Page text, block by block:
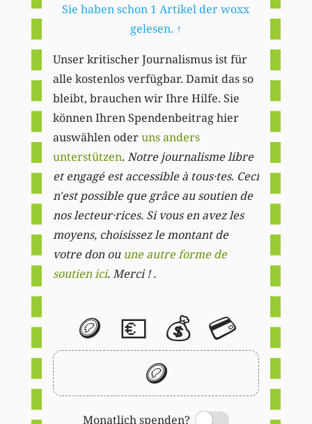
Sie haben schon 1 Artikel der woxx
gelesen. ↑
Unser kritischer Journalismus ist für
alle kostenlos verfügbar. Damit das so
bleibt, brauchen wir Ihre Hilfe. Sie
können Ihren Spendenbeitrag hier
auswählen oderuns anders
unterstützen. Notre journalisme libre
et engagé est accessible à tous·tes. Ceci
n'est possible que grâce au soutien de
nos lecteur·rices. Si vous en avez les
moyens, choisissez le montant de
votre don ou une autre forme de
soutien ici. Merci ! .
🪙 💶 💰 💳
🪙
Monatlich spenden?